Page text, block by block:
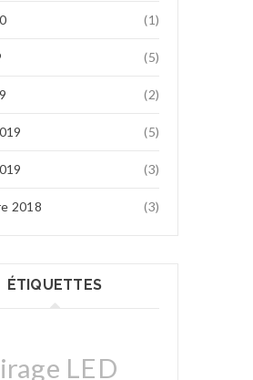
(1)
(5)
(2)
(5)
(3)
2018 (3)
ÉTIQUETTES
LED